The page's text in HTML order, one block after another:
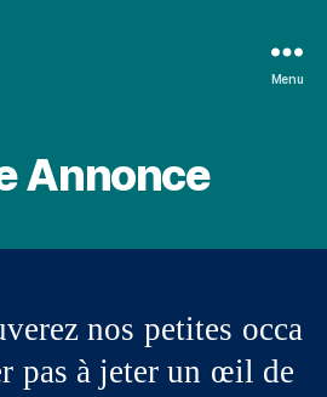
Menu
Annonce
nos petites occa
pas à jeter un œil de